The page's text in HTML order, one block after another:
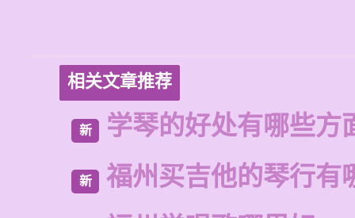
相关文章推荐
新 学琴的好处有哪些方
新
福州买吉他的琴行有